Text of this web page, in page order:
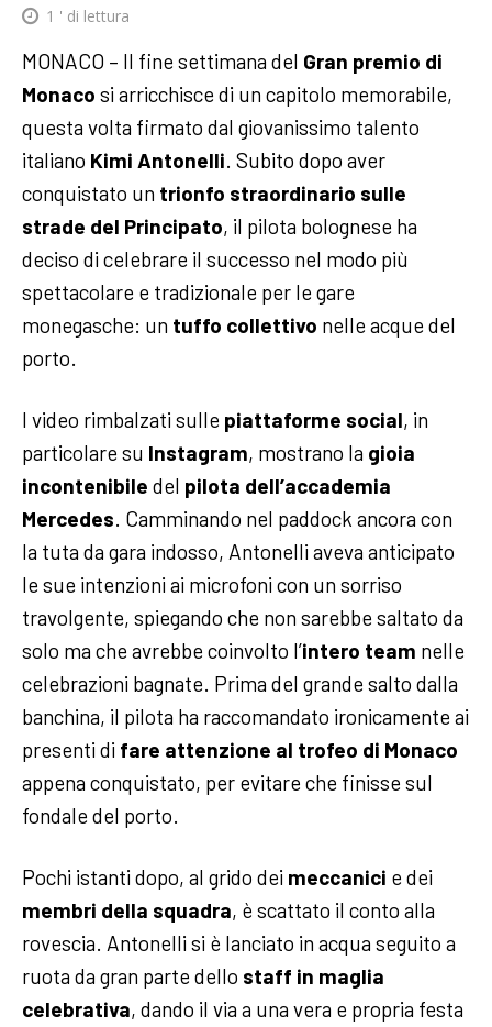
1 ' di lettura
MONACO – Il fine settimana del Gran premio di
Monaco si arricchisce di un capitolo memorabile,
questa volta firmato dal giovanissimo talento
italiano Kimi Antonelli. Subito dopo aver
conquistato un trionfo straordinario sulle
strade del Principato, il pilota bolognese ha
deciso di celebrare il successo nel modo più
spettacolare e tradizionale per le gare
monegasche: un tuffo collettivo nelle acque del
porto.
I video rimbalzati sulle piattaforme social, in
particolare su Instagram, mostrano la gioia
incontenibile del pilota dell’accademia
Mercedes. Camminando nel paddock ancora con
la tuta da gara indosso, Antonelli aveva anticipato
le sue intenzioni ai microfoni con un sorriso
travolgente, spiegando che non sarebbe saltato da
solo ma che avrebbe coinvolto l’intero team nelle
celebrazioni bagnate. Prima del grande salto dalla
banchina, il pilota ha raccomandato ironicamente ai
presenti di fare attenzione al trofeo di Monaco
appena conquistato, per evitare che finisse sul
fondale del porto.
Pochi istanti dopo, al grido dei meccanici e dei
membri della squadra, è scattato il conto alla
rovescia. Antonelli si è lanciato in acqua seguito a
ruota da gran parte dello staff in maglia
celebrativa, dando il via a una vera e propria festa